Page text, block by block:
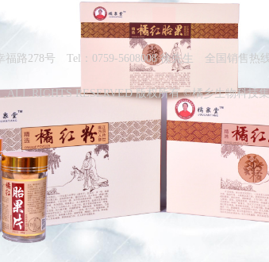
福路278号 Tel：0759-5608008 徐先生 全国销售热
,ALL RIGHTS RESERVED 版权所有 ©橘乡生物科技